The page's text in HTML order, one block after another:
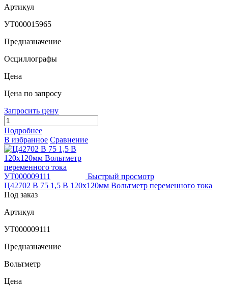
Артикул
УТ000015965
Предназначение
Осциллографы
Цена
Цена по запросу
Запросить цену
Подробнее
В избранное Сравнение
Быстрый просмотр
Ц42702 В 75 1,5 В 120х120мм Вольтметр переменного тока
Под заказ
Артикул
УТ000009111
Предназначение
Вольтметр
Цена